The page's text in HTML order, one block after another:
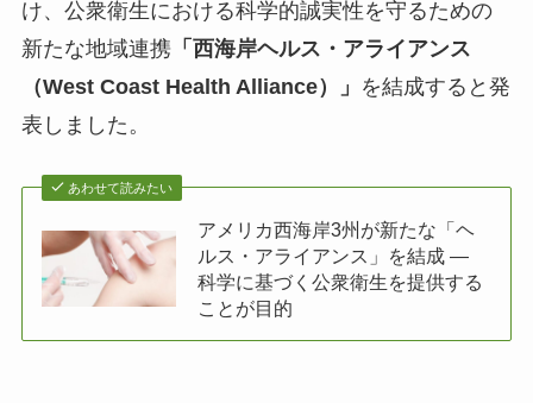
け、公衆衛生における科学的誠実性を守るための
新たな地域連携「西海岸ヘルス・アライアンス
（West Coast Health Alliance）」 を結成すると発
表しました。
あわせて読みたい
アメリカ西海岸3州が新たな「ヘ
ルス・アライアンス」を結成 ―
科学に基づく公衆衛生を提供する
ことが目的